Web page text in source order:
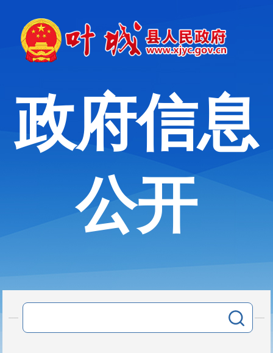
政府信息
公开